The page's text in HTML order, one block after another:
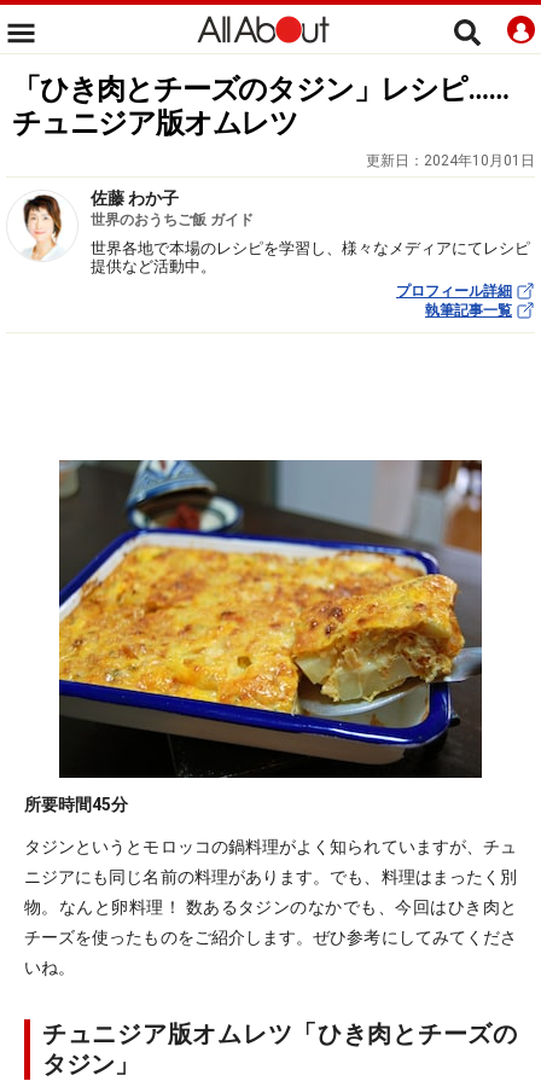
「ひき肉とチーズのタジン」レシピ……
チュニジア版オムレツ
更新日： 2024年10月01日
佐藤 わか子
世界のおうちご飯 ガイド
世界各地で本場のレシピを学習し、様々なメディアにてレシピ
提供など活動中。
プロフィール詳細
執筆記事一覧
所要時間45分
タジンというとモロッコの鍋料理がよく知られていますが、チュ
ニジアにも同じ名前の料理があります。でも、料理はまったく別
物。なんと卵料理！ 数あるタジンのなかでも、今回はひき肉と
チーズを使ったものをご紹介します。ぜひ参考にしてみてくださ
いね。
チュニジア版オムレツ「ひき肉とチーズの
タジン」